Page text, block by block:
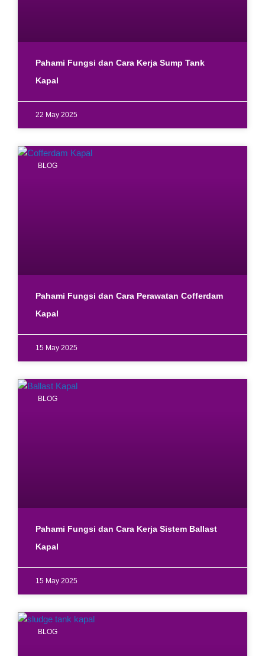
Pahami Fungsi dan Cara Kerja Sump Tank
Kapal
22 May 2025
BLOG
Pahami Fungsi dan Cara Perawatan Cofferdam
Kapal
15 May 2025
BLOG
Pahami Fungsi dan Cara Kerja Sistem Ballast
Kapal
15 May 2025
BLOG